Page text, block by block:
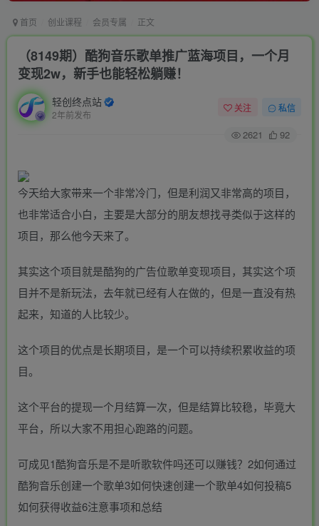
首页 创业课程 会员专属 正文
（8149期）酷狗音乐歌单推广蓝海项目，一个月
变现2w，新手也能轻松躺赚！
轻创终点站
2年前发布
关注 私信
2621 92
今天给大家带来一个非常冷门，但是利润又非常高的项目，
也非常适合小白，主要是大部分的朋友想找寻类似于这样的
项目，那么他今天来了。
其实这个项目就是酷狗的广告位歌单变现项目，其实这个项
目并不是新玩法，去年就已经有人在做的，但是一直没有热
起来，知道的人比较少。
这个项目的优点是长期项目，是一个可以持续积累收益的项
目。
这个平台的提现一个月结算一次，但是结算比较稳，毕竟大
平台，所以大家不用担心跑路的问题。
可成见1酷狗音乐是不是听歌软件吗还可以赚钱？2如何通过
酷狗音乐创建一个歌单3如何快速创建一个歌单4如何投稿5
如何获得收益6注意事项和总结